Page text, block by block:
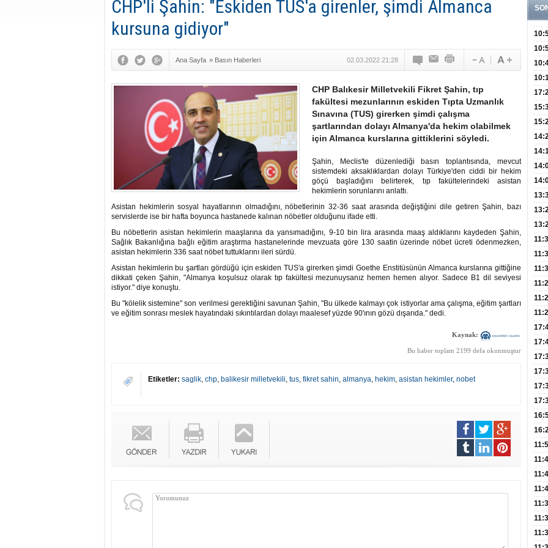
CHP'li Şahin: "Eskiden TUS'a girenler, şimdi Almanca
kursuna gidiyor"
Ana Sayfa » Basın Haberleri 02.03.2022 21:28
CHP Balıkesir Milletvekili Fikret Şahin, tıp
fakültesi mezunlarının eskiden Tıpta Uzmanlık
Sınavına (TUS) girerken şimdi çalışma
şartlarından dolayı Almanya'da hekim olabilmek
için Almanca kurslarına gittiklerini söyledi.
Şahin, Meclis'te düzenlediği basın toplantısında, mevcut
sistemdeki aksaklıklardan dolayı Türkiye'den ciddi bir hekim
göçü başladığını belirterek, tıp fakültelerindeki asistan
hekimlerin sorunlarını anlattı.
Asistan hekimlerin sosyal hayatlarının olmadığını, nöbetlerinin 32-36 saat arasında değiştiğini dile getiren Şahin, bazı
servislerde ise bir hafta boyunca hastanede kalınan nöbetler olduğunu ifade etti.
Bu nöbetlerin asistan hekimlerin maaşlarına da yansımadığını, 9-10 bin lira arasında maaş aldıklarını kaydeden Şahin,
Sağlık Bakanlığına bağlı eğitim araştırma hastanelerinde mevzuata göre 130 saatin üzerinde nöbet ücreti ödenmezken,
asistan hekimlerin 336 saat nöbet tuttuklarını ileri sürdü.
Asistan hekimlerin bu şartları gördüğü için eskiden TUS'a girerken şimdi Goethe Enstitüsünün Almanca kurslarına gittiğine
dikkati çeken Şahin, "Almanya koşulsuz olarak tıp fakültesi mezunuysanız hemen hemen alıyor. Sadece B1 dil seviyesi
istiyor." diye konuştu.
Bu "kölelik sistemine" son verilmesi gerektiğini savunan Şahin, "Bu ülkede kalmayı çok istiyorlar ama çalışma, eğitim şartları
ve eğitim sonrası meslek hayatındaki sıkıntılardan dolayı maalesef yüzde 90'ının gözü dışarıda." dedi.
Kaynak:
Bu haber toplam 2199 defa okunmuştur
Etiketler: saglik, chp, balikesir milletvekili, tus, fikret sahin, almanya, hekim, asistan hekimler, nobet
300
3,5